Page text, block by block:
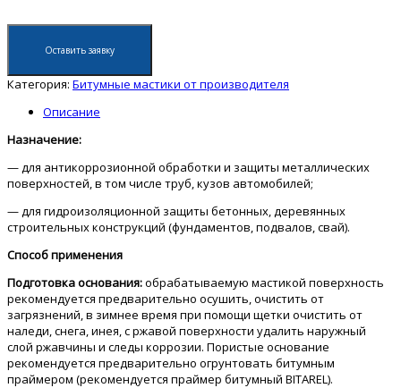
Оставить заявку
Категория: Битумные мастики от производителя
Описание
Назначение:
— для антикоррозионной обработки и защиты металлических
поверхностей, в том числе труб, кузов автомобилей;
— для гидроизоляционной защиты бетонных, деревянных
строительных конструкций (фундаментов, подвалов, свай).
Способ применения
Подготовка основания:обрабатываемую мастикой поверхность
рекомендуется предварительно осушить, очистить от
загрязнений, в зимнее время при помощи щетки очистить от
наледи, снега, инея, с ржавой поверхности удалить наружный
слой ржавчины и следы коррозии. Пористые основание
рекомендуется предварительно огрунтовать битумным
праймером (рекомендуется праймер битумный BITAREL).